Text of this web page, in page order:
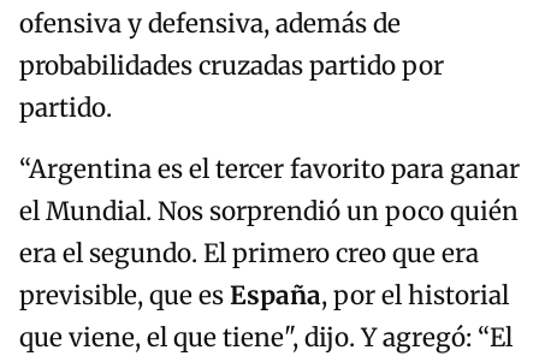
ofensiva y defensiva, además de
probabilidades cruzadas partido por
partido.
“Argentina es el tercer favorito para ganar
el Mundial. Nos sorprendió un poco quién
era el segundo. El primero creo que era
previsible, que esEspaña, por el historial
que viene, el que tiene", dijo. Y agregó: “El